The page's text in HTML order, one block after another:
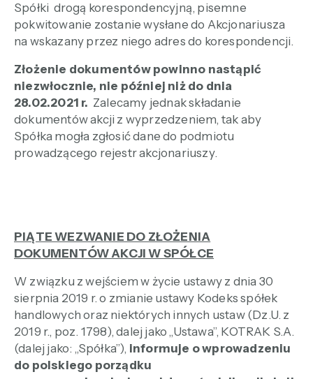
Spółki drogą korespondencyjną, pisemne
pokwitowanie zostanie wysłane do Akcjonariusza
na wskazany przez niego adres do korespondencji.
Złożenie dokumentów powinno nastąpić
niezwłocznie, nie później niż do dnia
28.02.2021 r. Zalecamy jednak składanie
dokumentów akcji z wyprzedzeniem, tak aby
Spółka mogła zgłosić dane do podmiotu
prowadzącego rejestr akcjonariuszy.
PIĄTE WEZWANIE DO ZŁOŻENIA
DOKUMENTÓW AKCJI W SPÓŁCE
W związku z wejściem w życie ustawy z dnia 30
sierpnia 2019 r. o zmianie ustawy Kodeks spółek
handlowych oraz niektórych innych ustaw (Dz.U. z
2019 r., poz. 1798), dalej jako „Ustawa”, KOTRAK S.A.
(dalej jako: „Spółka”), informuje o wprowadzeniu
do polskiego porządku